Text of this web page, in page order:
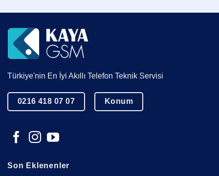
Türkiye'nin En İyi Akıllı Telefon Teknik Servisi
0216 418 07 07 Konum
Son Eklenenler